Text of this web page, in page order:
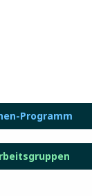
Programm